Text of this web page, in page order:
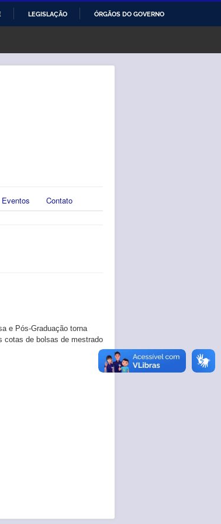
LEGISLAÇÃO ÓRGÃOS DO GOVERNO
Eventos Contato
e Pós-Graduação torna
cotas de bolsas de mestrado